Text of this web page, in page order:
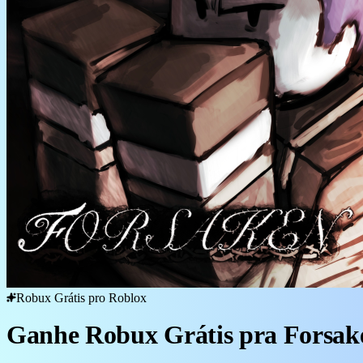
Robux Grátis pro Roblox
Ganhe Robux Grátis pra